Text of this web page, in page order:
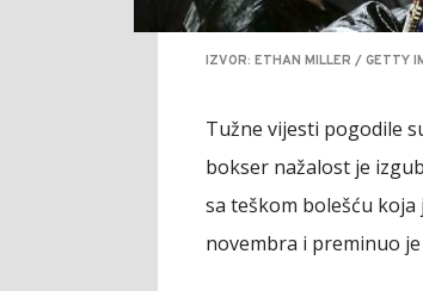
IZVOR: ETHAN MILLER / GETTY
Tužne vijesti pogodile
bokser nažalost je
sa teškom bolešću koja
novembra i preminuo